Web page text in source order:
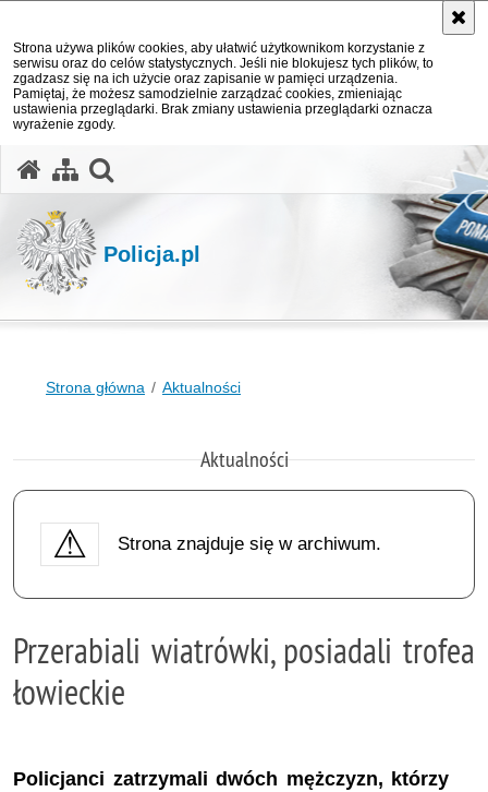
Strona używa plików cookies, aby ułatwić użytkownikom korzystanie z
serwisu oraz do celów statystycznych. Jeśli nie blokujesz tych plików, to
zgadzasz się na ich użycie oraz zapisanie w pamięci urządzenia.
Pamiętaj, że możesz samodzielnie zarządzać cookies, zmieniając
ustawienia przeglądarki. Brak zmiany ustawienia przeglądarki oznacza
wyrażenie zgody.
Policja.pl
Strona główna Aktualności
Aktualności
Strona znajduje się w archiwum.
Przerabiali wiatrówki, posiadali trofea
łowieckie
Policjanci zatrzymali dwóch mężczyzn, którzy